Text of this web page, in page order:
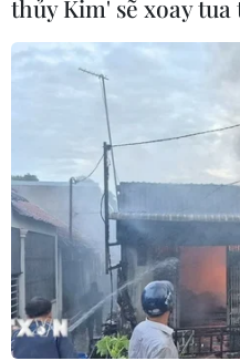
thủy Kim' sẽ xoay